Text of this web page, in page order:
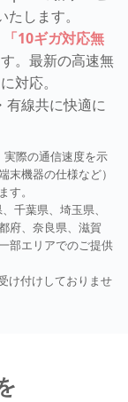
します。
「10ギガ対応無
。最新の高速無
対応。
有線共に快適に
際の通信速度を示
機器の仕様など）
。
千葉県、埼玉県、
府、奈良県、滋賀
部エリアでのご提供
け付けしておりませ